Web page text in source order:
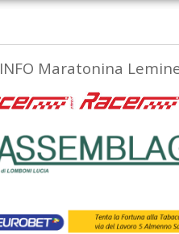
INFO Maratonina